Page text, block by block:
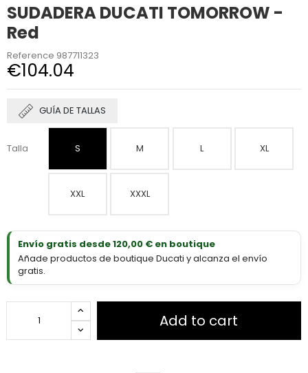
SUDADERA DUCATI TOMORROW -
Red
Reference 987711323
€104.04
GUÍA DE TALLAS
Talla S M L XL
XXL XXXL
Envío gratis desde 120,00 € en boutique
Añade productos de boutique Ducati y alcanza el envío
gratis.
Add to cart